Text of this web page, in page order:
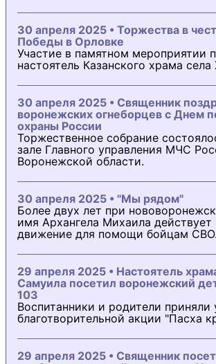
30 апреля 2025 • Торжества в
Победы в Орловке
Участие в памятном мероприятии
настоятель Казанского храма села
30 апреля 2025 • Священник
воронежских огнеборцев с Днем
охраны России
Торжественное собрание
зале Главного управления МЧС
Воронежской области.
30 апреля 2025 • "Мы рядом"
Более двух лет при
имя Архангела Михаила действует
движение для помощи бойцам СВО.
29 апреля 2025 • Настоятель
Самуила посетил воронежский
103
Воспитанники и родители приняли
благотворительной акции "Пасха
29 апреля 2025 • Священник